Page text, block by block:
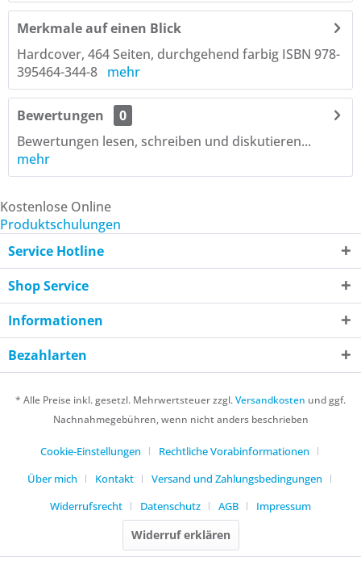
Merkmale auf einen Blick
Hardcover, 464 Seiten, durchgehend farbig ISBN 978-
395464-344-8 mehr
Bewertungen
0
Bewertungen lesen, schreiben und diskutieren...
mehr
Kostenlose Online
Produktschulungen
Service Hotline
Shop Service
Informationen
Bezahlarten
* Alle Preise inkl. gesetzl. Mehrwertsteuer zzgl.Versandkosten und ggf.
Nachnahmegebühren, wenn nicht anders beschrieben
Cookie-Einstellungen
Rechtliche Vorabinformationen
Über mich
Kontakt
Versand und Zahlungsbedingungen
Widerrufsrecht
Datenschutz AGB Impressum
Widerruf erklären